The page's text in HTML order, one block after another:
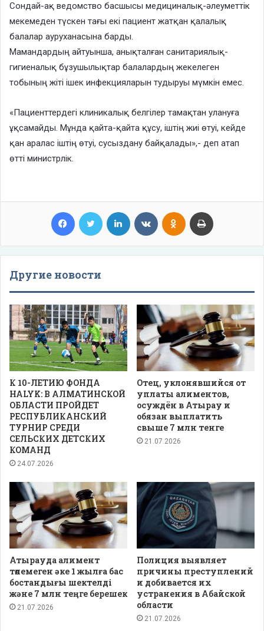
Сондай-ақ ведомство басшысы медициналық-әлеуметтік
мекемеден түскен тағы екі пациент жатқан қалалық
балалар ауруханасына барды.
Мамандардың айтуынша, анықталған санитариялық-
гигиеналық бұзушылықтар балалардың жекелеген
тобының жіті ішек инфекцияларын тудыруы мүмкін емес.
«Пациенттердегі клиникалық белгілер тамақтан улануға
ұқсамайды. Мұнда қайта-қайта құсу, іштің жиі өтуі, кейде
қан аралас іштің өтуі, сусыздану байқалады»,- деп атап
өтті министрлік.
Facebook Twitter LinkedIn VKontakteOdnoklassniki
Другие новости
К 10-ЛЕТИЮ ФОНДА
HALYK: В АЛМАТИНСКОЙ
ОБЛАСТИ ПРОЙДЕТ
РЕСПУБЛИКАНСКИЙ
ТУРНИР СРЕДИ
СЕЛЬСКИХ ДЕТСКИХ
КОМАНД
24.07.2026
Отец, уклонявшийся от
уплаты алиментов,
осуждён в Атырау и
обязан выплатить
свыше 7 млн тенге
21.07.2026
Атырауда алимент
төлемеген әке 1 жылға бас
бостандығы шектелді
және 7 млн теңге берешек
21.07.2026
Полиция выявляет
причины преступлений
и добивается их
устранения в Абайской
области
21.07.2026